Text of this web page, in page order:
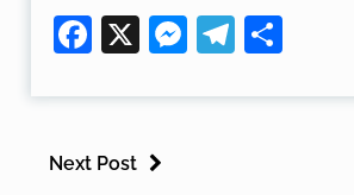
Facebook
X
Next Post